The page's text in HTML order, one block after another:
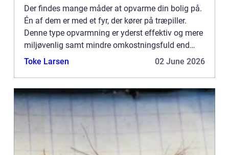
Der findes mange måder at opvarme din bolig på.
Én af dem er med et fyr, der kører på træpiller.
Denne type opvarmning er yderst effektiv og mere
miljøvenlig samt mindre omkostningsfuld end
f.eks. et oliefyr. Når du fyrer med træpiller, er det
Toke Larsen 02 June 2026